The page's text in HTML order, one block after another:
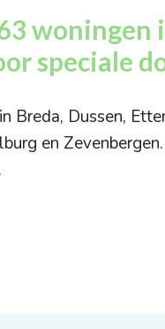
woningen
speciale
Breda, Dussen,
en